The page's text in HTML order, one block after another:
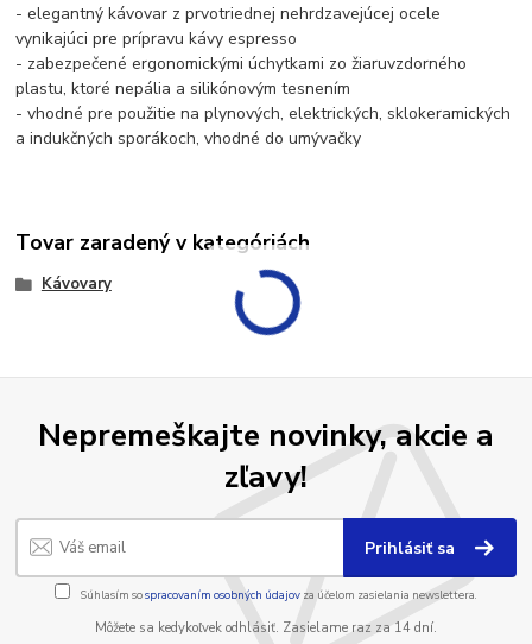
- elegantný kávovar z prvotriednej nehrdzavejúcej ocele
vynikajúci pre prípravu kávy espresso
- zabezpečené ergonomickými úchytkami zo žiaruvzdorného
plastu, ktoré nepália a silikónovým tesnením
- vhodné pre použitie na plynových, elektrických, sklokeramických
a indukčných sporákoch, vhodné do umývačky
Tovar zaradený v kategóriách
Kávovary
Nepremeškajte novinky, akcie a
zľavy!
Prihlásiť sa
Súhlasím sospracovaním osobných údajov za účelom zasielania newslettera.
Môžete sa kedykoľvek odhlásiť. Zasielame raz za 14 dní.